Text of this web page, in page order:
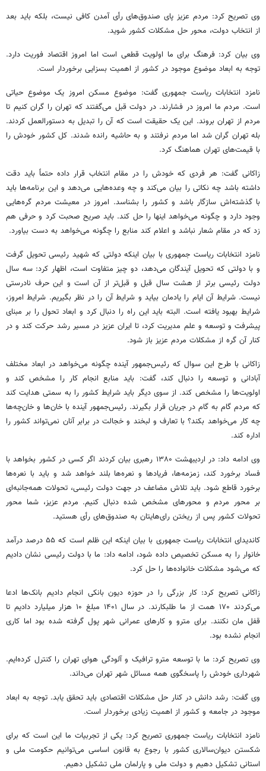
وی تصریح کرد: مردم عزیز پای صندوق‌های رأی آمدن کافی نیست، بلکه باید بعد
از انتخاب دولت، محور حل مشکلات کشور شوید.
وی بیان کرد: فرهنگ برای ما اولویت قطعی است اما امروز اقتصاد فوریت دارد.
توجه به ابعاد موضوع موجود در کشور از اهمیت بسزایی برخوردار است.
نامزد انتخابات ریاست جمهوری گفت: موضوع مسکن امروز یک موضوع حیاتی
است. مردم ما امروز در فشارند. در دولت قبل می‌گفتند که تهران را گران کنیم تا
مردم از تهران بروند. این یک حقیقت است که آن را تبدیل به دستورالعمل کردند.
بله تهران گران شد اما مردم نرفتند و به حاشیه رانده شدند. کل کشور خودش را
با قیمت‌های تهران هماهنگ کرد.
زاکانی گفت: هر فردی که خودش را در مقام انتخاب قرار داده حتماً باید دقت
داشته باشد چه نکاتی را بیان می‌کند و چه وعده‌هایی می‌دهد و این برنامه‌ها باید
با گذشته‌اش سازگار باشد و کشور را بشناسد. امروز در معیشت مردم گره‌هایی
وجود دارد و چگونه می‌خواهد اینها را حل کند. باید صریح صحبت کرد و حرفی هم
زد که در مقام شعار نباشد و اعلام کند منابع را چگونه می‌خواهد به دست بیاورد.
نامزد انتخابات ریاست جمهوری با بیان اینکه دولتی که شهید رئیسی تحویل گرفت
و با دولتی که تحویل آیندگان می‌دهد، دو چیز متفاوت است، اظهار کرد: سه سال
دولت رئیسی برتر از هشت سال قبل و قبل‌تر از آن است و این حرف نادرستی
نیست. شرایط آن ایام را یادمان بیاید و شرایط آن را در نظر بگیریم. شرایط امروز،
شرایط بهبود یافته است. البته باید این راه را دنبال کرد و ابعاد تحول را بر مبنای
پیشرفت و توسعه و علم مدیریت کرد، تا ایران عزیز در مسیر رشد حرکت کند و در
کنار آن گره از مشکلات مردم عزیز باز شود.
زاکانی با طرح این سوال که رئیس‌جمهور آینده چگونه می‌خواهد در ابعاد مختلف
آبادانی و توسعه را دنبال کند، گفت: باید منابع انجام کار را مشخص کند و
اولویت‌ها را مشخص کند. از سوی دیگر باید شرایط کشور را به سمتی هدایت کند
که مردم گام به گام در جریان قرار بگیرند. رئیس‌جمهور آینده با خان‌ها و خان‌چه‌ها
چه کار می‌خواهد بکند؟ با تعارف و لبخند و خجالت در برابر آنان نمی‌تواند کشور را
اداره کند.
وی ادامه داد: در اردیبهشت ۱۳۸۰ رهبری بیان کردند اگر کسی در کشور بخواهد با
فساد برخورد کند، زمزمه‌ها، فریادها و نعره‌ها بلند خواهد شد و باید با نعره‌ها
برخورد قاطع شود. باید تلاش مضاعف در جهت دولت رئیسی، تحولات همه‌جانبه‌ای
بر محور مردم و محورهای مشخص شده دنبال کنیم. مردم عزیز، شما محور
تحولات کشور پس از ریختن رای‌هایتان به صندوق‌های رأی هستید.
کاندیدای انتخابات ریاست جمهوری با بیان اینکه این ظلم است که ۵۵ درصد درآمد
خانوار را به مسکن تخصیص داده شود، ادامه داد: ما با دولت رئیسی نشان دادیم
که می‌شود مشکلات خانواده‌ها را حل کرد.
زاکانی تصریح کرد: کار بزرگی را در حوزه دیونبانکی انجام دادیم بانک‌ها ادعا
می‌کردند ۱۷۰ همت از ما طلبکارند. در سال ۱۴۰۱ مبلغ ۱۰ هزار میلیارد دادیم تا
قفل ماننکنند. برای مترو و کارهای عمرانی شهر پول گرفته شده بود اما کاری
انجام نشده بود.
وی تصریح کرد: ما با توسعه مترو ترافیک و آلودگی هوای تهران را کنترل کرده‌ایم.
شهرداری خودش را پاسخگوی همه مسائل شهر تهران می‌داند.
وی گفت: رشد دانش در کنار حل مشکلات اقتصادی باید تحقق یابد. توجه به ابعاد
موجود در جامعه و کشور از اهمیت زیادی برخوردار است.
نامزد انتخابات ریاست جمهوری تصریح کرد: یکی از تجربیات ما این است که برای
شکستن دیوان‌سالاری کشور با رجوع به قانون اساسی می‌توانیم حکومت ملی و
استانی تشکیل دهیم و دولت ملی و پارلمان ملی تشکیل دهیم.